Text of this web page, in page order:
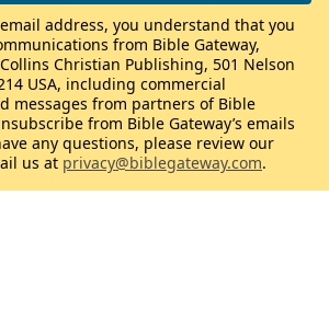
address, you understand that you
from Bible Gateway,
Christian Publishing, 501 Nelson
USA, including commercial
messages from partners of Bible
from Bible Gateway’s emails
any questions, please review our
us at privacy@biblegateway.com.